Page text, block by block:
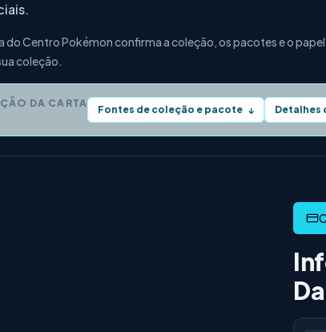
do Centro Pokémon confirma a coleção, os pacotes e o
coleção.
DA CARTA
Fontes de coleção e pacote ↓ Detalhes